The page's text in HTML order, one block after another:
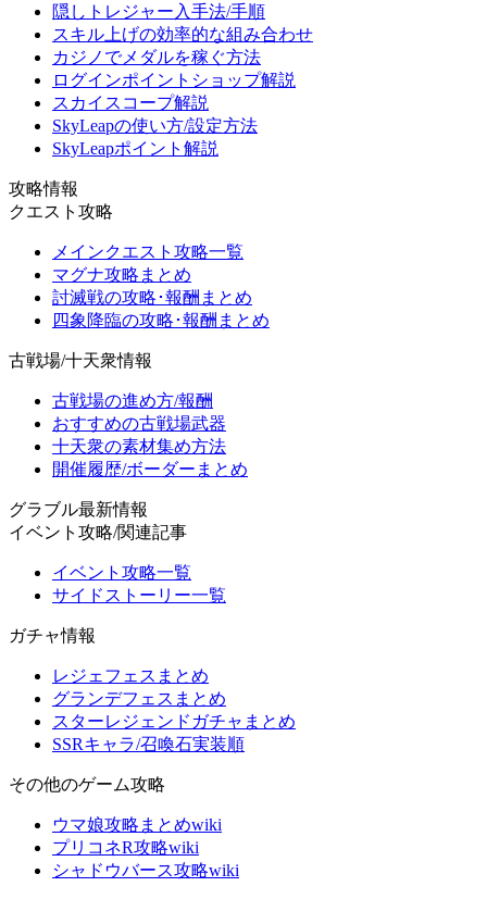
隠しトレジャー入手法/手順
スキル上げの効率的な組み合わせ
カジノでメダルを稼ぐ方法
ログインポイントショップ解説
スカイスコープ解説
SkyLeapの使い方/設定方法
SkyLeapポイント解説
攻略情報
クエスト攻略
メインクエスト攻略一覧
マグナ攻略まとめ
討滅戦の攻略･報酬まとめ
四象降臨の攻略･報酬まとめ
古戦場/十天衆情報
古戦場の進め方/報酬
おすすめの古戦場武器
十天衆の素材集め方法
開催履歴/ボーダーまとめ
グラブル最新情報
イベント攻略/関連記事
イベント攻略一覧
サイドストーリー一覧
ガチャ情報
レジェフェスまとめ
グランデフェスまとめ
スターレジェンドガチャまとめ
SSRキャラ/召喚石実装順
その他のゲーム攻略
ウマ娘攻略まとめwiki
プリコネR攻略wiki
シャドウバース攻略wiki